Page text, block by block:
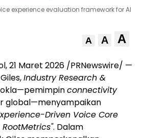
experience evaluation framework for AI
A A A
21 Maret 2026 /PRNewswire/ —
Industry Research &
connectivity
global—menyampaikan
Driven Voice Core
. Dalam